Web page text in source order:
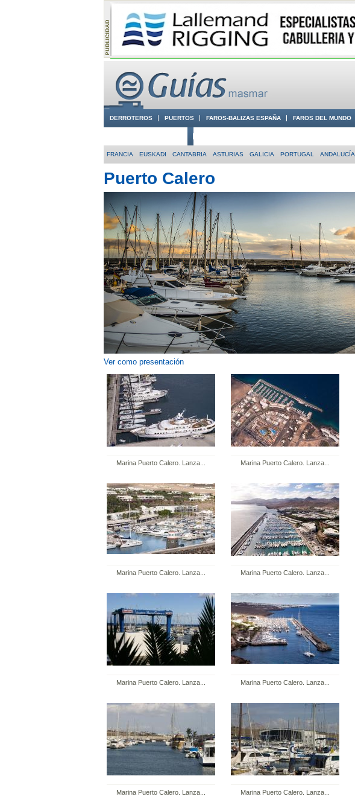
DERROTEROS PUERTOS FAROS-BALIZAS ESPAÑA FAROS DEL MUNDO
FRANCIA EUSKADI CANTABRIA ASTURIAS GALICIA PORTUGAL ANDALUCÍA
Puerto Calero
Ver como presentación
Marina Puerto Calero. Lanza... Marina Puerto Calero. Lanza...
Marina Puerto Calero. Lanza... Marina Puerto Calero. Lanza...
Marina Puerto Calero. Lanza... Marina Puerto Calero. Lanza...
Marina Puerto Calero. Lanza... Marina Puerto Calero. Lanza...